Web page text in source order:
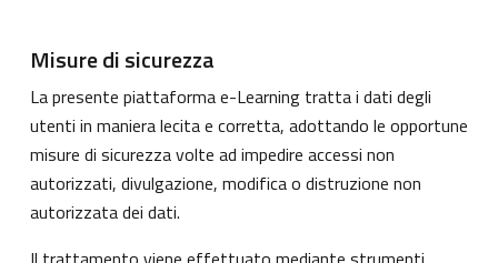
Misure di sicurezza
La presente piattaforma e-Learning tratta i dati degli
utenti in maniera lecita e corretta, adottando le opportune
misure di sicurezza volte ad impedire accessi non
autorizzati, divulgazione, modifica o distruzione non
autorizzata dei dati.